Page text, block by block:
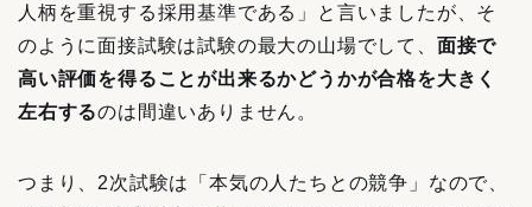
人柄を重視する採用基準である」と言いましたが、そ
のように面接試験は試験の最大の山場でして、 面接で
高い評価を得ることが出来るかどうかが合格を大きく
左右するのは間違いありません。
つまり、2次試験は「本気の人たちとの競争」なので、